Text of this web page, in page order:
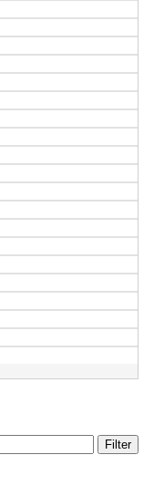
Filter